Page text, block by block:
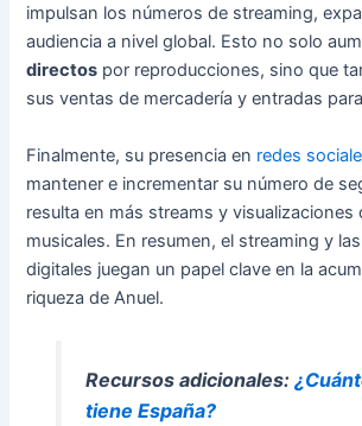
impulsan los números de streaming,
audiencia a nivel global. Esto no solo
directos por reproducciones, sino que
sus ventas de mercadería y entradas
Finalmente, su presencia en redes
mantener e incrementar su número de
resulta en más streams y visualizaciones
musicales. En resumen, el streaming y
digitales juegan un papel clave en la
riqueza de Anuel.
Recursos adicionales:
tiene España?